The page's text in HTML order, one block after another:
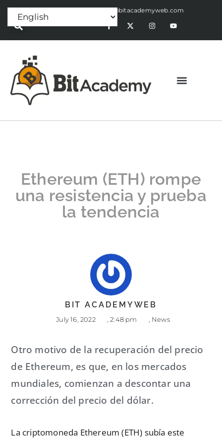
Press Release:alex@bitacademyweb.com
Ethereum (ETH) rompe
una resistencia y prueba
la tendencia
BIT ACADEMYWEB
July 16, 2022 2:48 pm News
Otro motivo de la recuperación del precio
de Ethereum, es que, en los mercados
mundiales, comienzan a descontar una
corrección del precio del dólar.
La criptomoneda Ethereum (ETH) subía este